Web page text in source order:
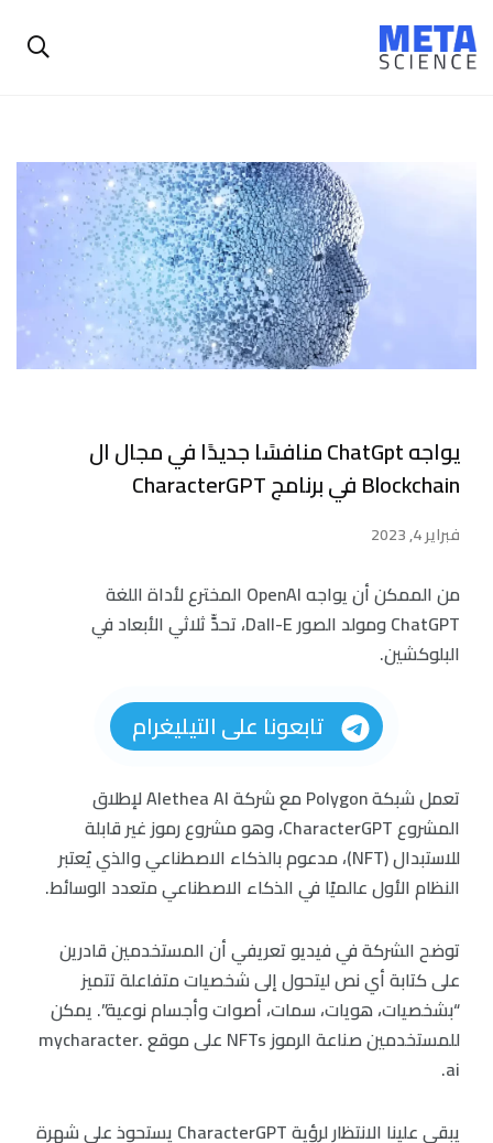
يواجه ChatGpt منافسًا جديدًا في مجال ال
Blockchain في برنامج CharacterGPT
فبراير 4, 2023
من الممكن أن يواجه OpenAI المخترع لأداة اللغة
ChatGPT ومولد الصور Dall-E، تحدٍّ ثلاثي الأبعاد في
البلوكشين.
تابعونا على التيليغرام
تعمل شبكة Polygon مع شركة Alethea AI لإطلاق
المشروع CharacterGPT، وهو مشروع رموز غير قابلة
للاستبدال (NFT)، مدعوم بالذكاء الاصطناعي والذي يُعتبر
النظام الأول عالميًا في الذكاء الاصطناعي متعدد الوسائط.
توضح الشركة في فيديو تعريفي أن المستخدمين قادرين
على كتابة أي نص ليتحول إلى شخصيات متفاعلة تتميز
“بشخصيات، هويات، سمات، أصوات وأجسام نوعية”. يمكن
للمستخدمين صناعة الرموز NFTs على موقع mycharacter.
ai.
يبقى علينا الانتظار لرؤية CharacterGPT يستحوذ على شهرة